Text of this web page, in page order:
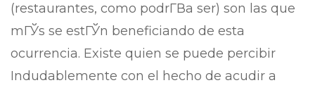
(restaurantes, como podrГ­В­a ser) son las que
mГЎs se estГЎn beneficiando de esta
ocurrencia. Existe quien se puede percibir
Indudablemente con el hecho de acudir a